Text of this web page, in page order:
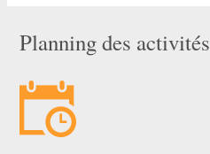
Planning des activités